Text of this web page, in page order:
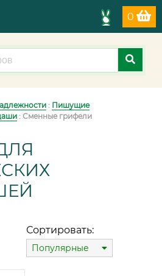
0
: Пишущие
: Сменные грифели
Сортировать:
Популярные